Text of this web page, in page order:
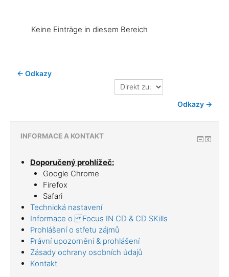
Keine Einträge in diesem Bereich
← Odkazy
Direkt
zu:
Odkazy →
INFORMACE A KONTAKT
Doporučený prohlížeč:
Google Chrome
Firefox
Safari
Technická nastavení
Informace o Focus IN CD & CD SKills
Prohlášení o střetu zájmů
Právní upozornění & prohlášení
Zásady ochrany osobních údajů
Kontakt